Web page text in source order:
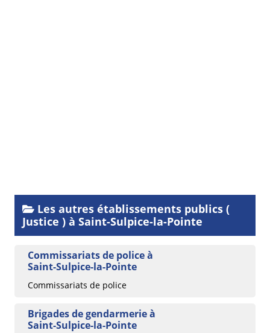
Les autres établissements publics (
Justice ) à Saint-Sulpice-la-Pointe
Commissariats de police à
Saint-Sulpice-la-Pointe
Commissariats de police
Brigades de gendarmerie à
Saint-Sulpice-la-Pointe